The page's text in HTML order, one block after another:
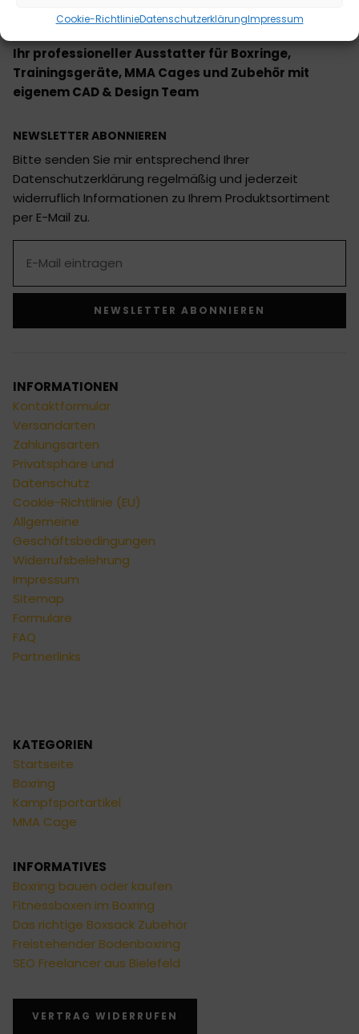
Cookie-RichtlinieDatenschutzerklärungImpressum
Ihr professioneller Ausstatter für Boxringe,
Trainingsgeräte, MMA Cages und Zubehör mit
eigenem CAD & Design Team
NEWSLETTER ABONNIEREN
Bitte senden Sie mir entsprechend Ihrer
Datenschutzerklärung regelmäßig und jederzeit
widerruflich Informationen zu Ihrem Produktsortiment
per E-Mail zu.
NEWSLETTER ABONNIEREN
INFORMATIONEN
Kontaktformular
Versandarten
Zahlungsarten
Privatsphäre und
Datenschutz
Cookie-Richtlinie (EU)
Allgemeine
Geschäftsbedingungen
Widerrufsbelehrung
Impressum
Sitemap
Formulare
FAQ
Partnerlinks
KATEGORIEN
Startseite
Boxring
Kampfsportartikel
MMA Cage
INFORMATIVES
Boxring bauen oder kaufen
Fitnessboxen im Boxring
Das richtige Boxsack Zubehör
Freistehender Bodenboxring
SEO Freelancer aus Bielefeld
VERTRAG WIDERRUFEN